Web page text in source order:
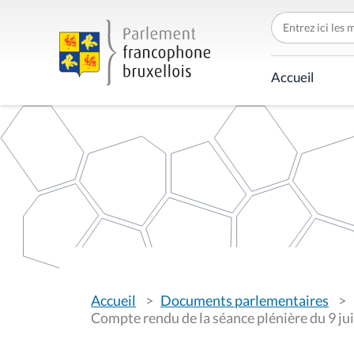
C
h
e
r
c
h
r
p
Accueil
o
u
s
Accueil
Documents parlementaires
Compte rendu de la séance plénière du 9